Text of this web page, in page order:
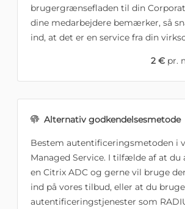
brugergrænsefladen til din
dine medarbejdere bemærker, så
ind, at det er en service fra din
2 € pr.
Alternativ godkendelsesmetode
Bestem autentificeringsmetoden i
Managed Service. I tilfælde af at du
en Citrix ADC og gerne vil bruge
ind på vores tilbud, eller at du
autentificeringstjenester som